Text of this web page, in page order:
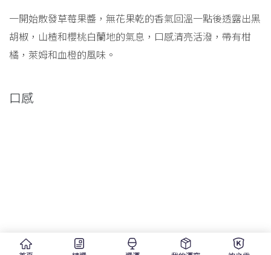
一開始散發草莓果醬，無花果乾的香氣回溫一點後透露出黑
胡椒，山楂和櫻桃白蘭地的氣息，口感清亮活潑，帶有柑
橘，萊姆和血橙的風味。
口感